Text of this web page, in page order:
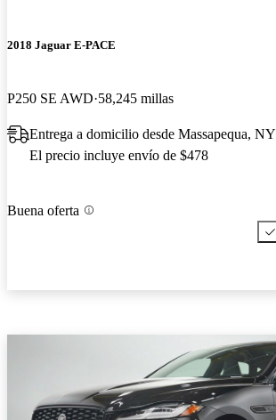
2018 Jaguar E-PACE
P250 SE AWD 58,245 millas
Entrega a domicilio desde Massapequa, NY
El precio incluye envío de $478
Buena oferta